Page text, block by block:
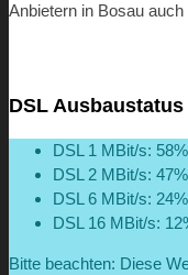
Anbietern in Bosau auch
DSL Ausbaustatus
DSL 1 MBit/s: 58%
DSL 2 MBit/s: 47%
DSL 6 MBit/s: 24%
DSL 16 MBit/s:
Bitte beachten: Diese